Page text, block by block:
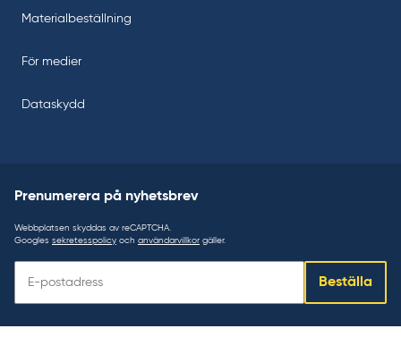
Materialbeställning
För medier
Dataskydd
Prenumerera på nyhetsbrev
Webbplatsen skyddas av reCAPTCHA.
Googles sekretesspolicy och användarvillkor gäller.
Beställa